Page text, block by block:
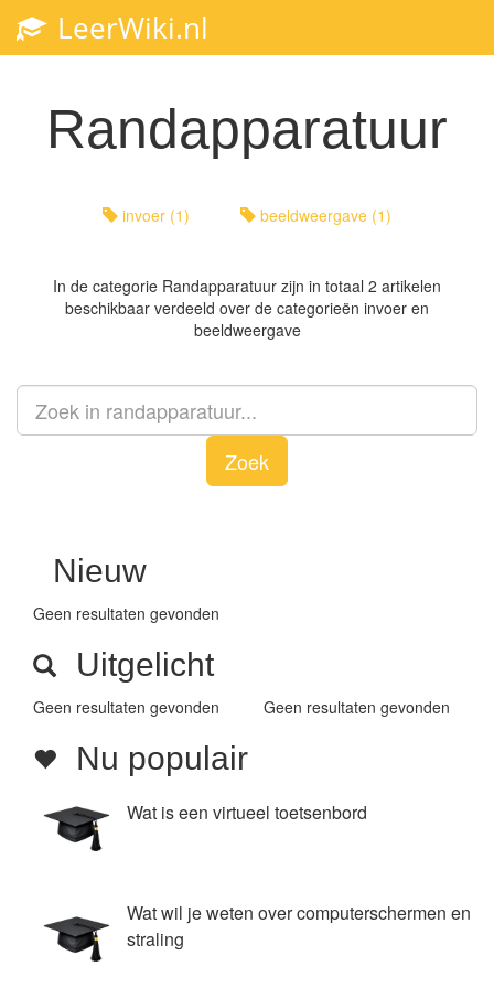
LeerWiki.nl
Randapparatuur
invoer (1) beeldweergave (1)
In de categorie Randapparatuur zijn in totaal 2 artikelen
beschikbaar verdeeld over de categorieën invoer en
beeldweergave
Zoek
Nieuw
Geen resultaten gevonden
Uitgelicht
Geen resultaten gevonden Geen resultaten gevonden
Nu populair
Wat is een virtueel toetsenbord
Wat wil je weten over computerschermen en
straling